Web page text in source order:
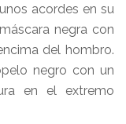
acordes en su
negra con
del hombro.
negro con un
en el extremo